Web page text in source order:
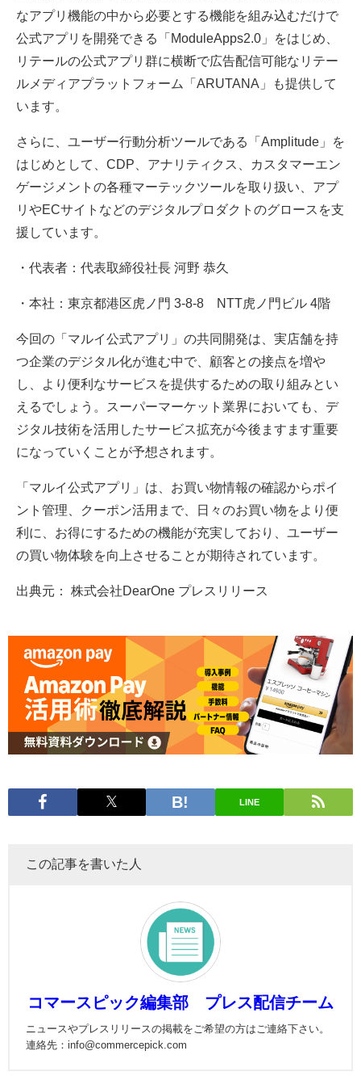
なアプリ機能の中から必要とする機能を組み込むだけで
公式アプリを開発できる「ModuleApps2.0」をはじめ、
リテールの公式アプリ群に横断で広告配信可能なリテー
ルメディアプラットフォーム「ARUTANA」も提供して
います。
さらに、ユーザー行動分析ツールである「Amplitude」を
はじめとして、CDP、アナリティクス、カスタマーエン
ゲージメントの各種マーテックツールを取り扱い、アプ
リやECサイトなどのデジタルプロダクトのグロースを支
援しています。
・代表者：代表取締役社長 河野 恭久
・本社：東京都港区虎ノ門 3-8-8 NTT虎ノ門ビル 4階
今回の「マルイ公式アプリ」の共同開発は、実店舗を持
つ企業のデジタル化が進む中で、顧客との接点を増や
し、より便利なサービスを提供するための取り組みとい
えるでしょう。スーパーマーケット業界においても、デ
ジタル技術を活用したサービス拡充が今後ますます重要
になっていくことが予想されます。
「マルイ公式アプリ」は、お買い物情報の確認からポイ
ント管理、クーポン活用まで、日々のお買い物をより便
利に、お得にするための機能が充実しており、ユーザー
の買い物体験を向上させることが期待されています。
出典元： 株式会社DearOne プレスリリース
LINE
この記事を書いた人
コマースピック編集部 プレス配信チーム
ニュースやプレスリリースの掲載をご希望の方はご連絡下さい。
連絡先：info@commercepick.com